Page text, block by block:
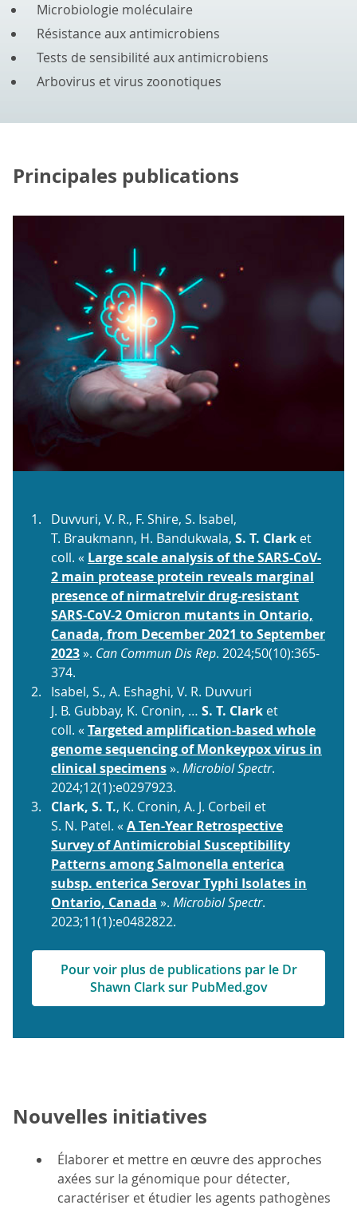
Microbiologie moléculaire
Résistance aux antimicrobiens
Tests de sensibilité aux antimicrobiens
Arbovirus et virus zoonotiques
Principales publications
Duvvuri, V. R., F. Shire, S. Isabel,
T. Braukmann, H. Bandukwala, S. T. Clark et
coll. « Large scale analysis of the SARS-CoV-
2 main protease protein reveals marginal
presence of nirmatrelvir drug-resistant
SARS-CoV-2 Omicron mutants in Ontario,
Canada, from December 2021 to September
2023». Can Commun Dis Rep. 2024;50(10):365-
374.
Isabel, S., A. Eshaghi, V. R. Duvvuri
J. B. Gubbay, K. Cronin, … S. T. Clark et
coll. « Targeted amplification-based whole
genome sequencing of Monkeypox virus in
clinical specimens». Microbiol Spectr.
2024;12(1):e0297923.
Clark, S. T., K. Cronin, A. J. Corbeil et
S. N. Patel. « A Ten-Year Retrospective
Survey of Antimicrobial Susceptibility
Patterns among Salmonella enterica
subsp. enterica Serovar Typhi Isolates in
Ontario, Canada ». Microbiol Spectr.
2023;11(1):e0482822.
Pour voir plus de publications par le Dr
Shawn Clark sur PubMed.gov
Nouvelles initiatives
Élaborer et mettre en œuvre des approches
axées sur la génomique pour détecter,
caractériser et étudier les agents pathogènes